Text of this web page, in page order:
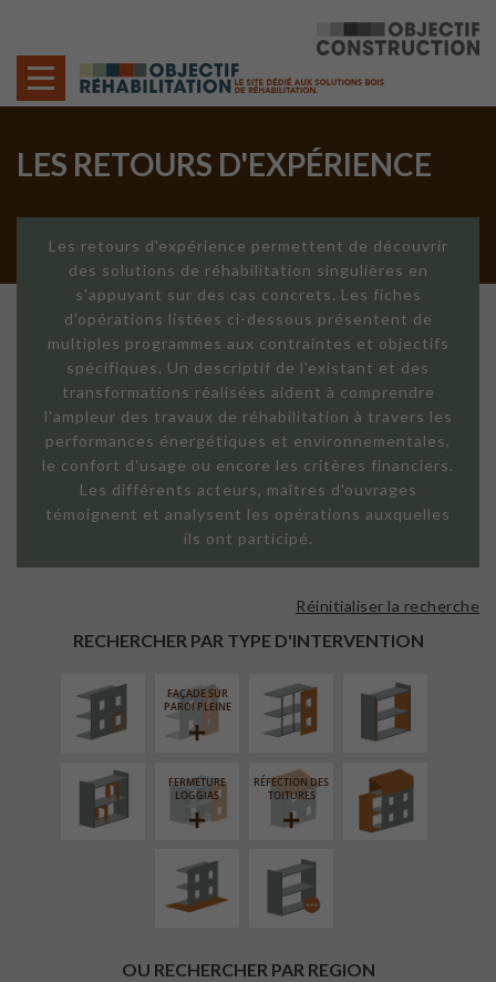
LES RETOURS D'EXPÉRIENCE
Les retours d'expérience permettent de découvrir
des solutions de réhabilitation singulières en
s'appuyant sur des cas concrets. Les fiches
d'opérations listées ci-dessous présentent de
multiples programmes aux contraintes et objectifs
spécifiques. Un descriptif de l'existant et des
transformations réalisées aident à comprendre
l'ampleur des travaux de réhabilitation à travers les
performances énergétiques et environnementales,
le confort d'usage ou encore les critères financiers.
Les différents acteurs, maîtres d'ouvrages
témoignent et analysent les opérations auxquelles
ils ont participé.
RECHERCHER PAR TYPE D'INTERVENTION
Réinitialiser la recherche
EXTÉRIEURE
FAÇADE SUR
PAROI PLEINE
FAÇADE SUR
LINÉAIRE
ISOLATION
INTÉRIEURE
RÉAMÉNAGEMENT
INTÉRIEUR
FERMETURE
LOGGIAS
RÉFECTION DES
TOITURES
SURÉLÉVATION
EXTENSION
AMÉNAGEMENT
EXTÉRIEUR
PROCÉDÉ
PARTICULIER
OU RECHERCHER PAR REGION